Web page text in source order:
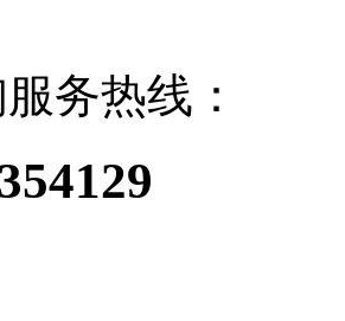
务热线：